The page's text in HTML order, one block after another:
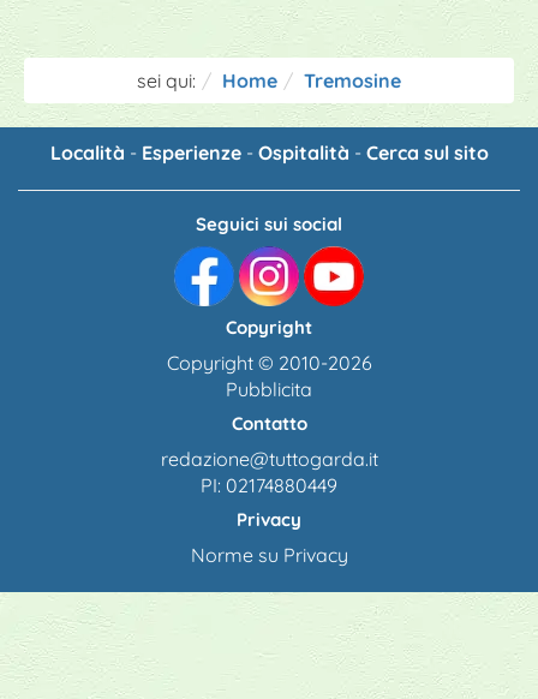
sei qui: Home Tremosine
Località - Esperienze- Ospitalità - Cerca sul sito
Seguici sui social
Copyright
Copyright © 2010-2026
Pubblicita
Contatto
redazione@tuttogarda.it
PI: 02174880449
Privacy
Norme su Privacy